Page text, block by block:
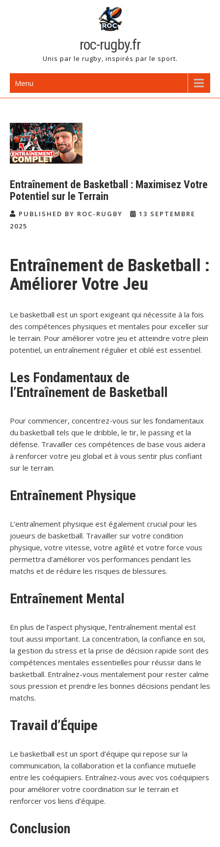
roc-rugby.fr
Unis par le rugby, inspirés par le sport.
Menu
Entraînement de Basketball : Maximisez Votre
Potentiel sur le Terrain
PUBLISHED BY ROC-RUGBY
13 SEPTEMBRE
2025
Entraînement de Basketball :
Améliorer Votre Jeu
Le basketball est un sport exigeant qui nécessite à la fois
des compétences physiques et mentales pour exceller sur
le terrain. Pour améliorer votre jeu et atteindre votre plein
potentiel, un entraînement régulier et ciblé est essentiel.
Les Fondamentaux de
l’Entraînement de Basketball
Pour commencer, concentrez-vous sur les fondamentaux
du basketball tels que le dribble, le tir, le passing et la
défense. Travailler ces compétences de base vous aidera
à renforcer votre jeu global et à vous sentir plus confiant
sur le terrain.
Entraînement Physique
L’entraînement physique est également crucial pour les
joueurs de basketball. Travailler sur votre condition
physique, votre vitesse, votre agilité et votre force vous
permettra d’améliorer vos performances pendant les
matchs et de réduire les risques de blessures.
Entraînement Mental
En plus de l’aspect physique, l’entraînement mental est
tout aussi important. La concentration, la confiance en soi,
la gestion du stress et la prise de décision rapide sont des
compétences mentales essentielles pour réussir dans le
basketball. Entraînez-vous mentalement pour rester calme
sous pression et prendre les bonnes décisions pendant les
matchs.
Travail d’Équipe
Le basketball est un sport d’équipe qui repose sur la
communication, la collaboration et la confiance mutuelle
entre les coéquipiers. Entraînez-vous avec vos coéquipiers
pour améliorer votre coordination sur le terrain et
renforcer vos liens d’équipe.
Conclusion